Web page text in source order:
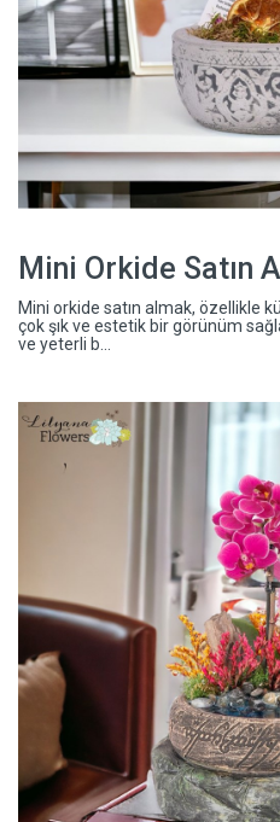
Mini Orkide Satın
Mini orkide satın almak, özellikle
çok şık ve estetik bir görünüm
ve yeterli b...